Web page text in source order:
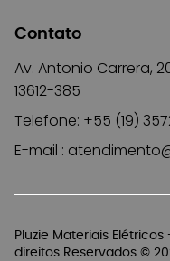
Pluzie Materiais
direitos Reservados ©
Contato
Av. Antonio Carrera,
13612-385
Telefone: +55 (19)
E-mail :